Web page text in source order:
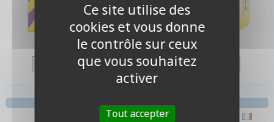
10,50 €
Disponible
10,50 €
Disponible
L'OberJeux - Eau 50cl
Ce site utilise des
cookies et vous donne
le contrôle sur ceux
que vous souhaitez
activer
Tout accepter